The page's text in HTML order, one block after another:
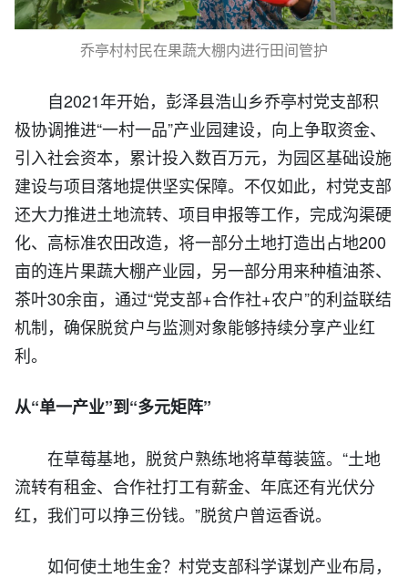
乔亭村村民在果蔬大棚内进行田间管护
自2021年开始，彭泽县浩山乡乔亭村党支部积
极协调推进“一村一品”产业园建设，向上争取资金、
引入社会资本，累计投入数百万元，为园区基础设施
建设与项目落地提供坚实保障。不仅如此，村党支部
还大力推进土地流转、项目申报等工作，完成沟渠硬
化、高标准农田改造，将一部分土地打造出占地200
亩的连片果蔬大棚产业园，另一部分用来种植油茶、
茶叶30余亩，通过“党支部+合作社+农户”的利益联结
机制，确保脱贫户与监测对象能够持续分享产业红
利。
从“单一产业”到“多元矩阵”
在草莓基地，脱贫户熟练地将草莓装篮。“土地
流转有租金、合作社打工有薪金、年底还有光伏分
红，我们可以挣三份钱。”脱贫户曾运香说。
如何使土地生金？村党支部科学谋划产业布局，